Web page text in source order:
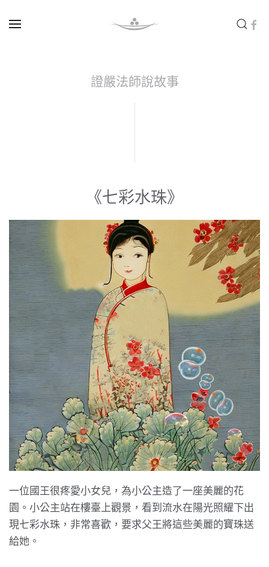
證嚴法師說故事
《七彩水珠》
一位國王很疼愛小女兒，為小公主造了一座美麗的花
園。小公主站在樓臺上觀景，看到流水在陽光照耀下出
現七彩水珠，非常喜歡，要求父王將這些美麗的寶珠送
給她。